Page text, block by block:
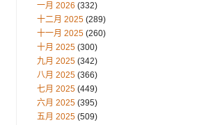
一月 2026 (332)
十二月 2025 (289)
十一月 2025 (260)
十月 2025 (300)
九月 2025 (342)
八月 2025 (366)
七月 2025 (449)
六月 2025 (395)
五月 2025 (509)